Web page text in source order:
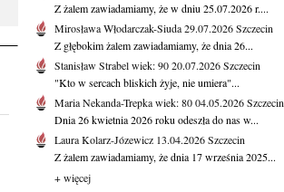
Z żalem zawiadamiamy, że w dniu 25.07.2026 r....
Mirosława Włodarczak-Siuda29.07.2026Szczecin
Z głębokim żalem zawiadamiamy, że dnia 26...
Stanisław Strabelwiek: 9020.07.2026Szczecin
"Kto w sercach bliskich żyje, nie umiera"...
Maria Nekanda-Trepkawiek: 8004.05.2026Szczecin
Dnia 26 kwietnia 2026 roku odeszła do nas w...
Laura Kolarz-Józewicz 13.04.2026Szczecin
Z żalem zawiadamiamy, że dnia 17 września 2025...
+ więcej